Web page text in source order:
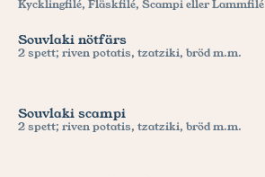
Kycklingfilé, Fläskfilé, Scampi eller Lammfilé
Souvlaki nötfärs
2 spett; riven potatis, tzatziki, bröd m.m.
Souvlaki scampi
2 spett; riven potatis, tzatziki, bröd m.m.